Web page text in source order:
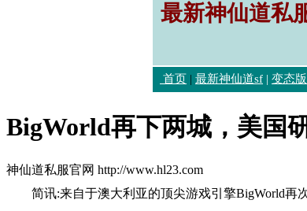
最新神仙道私
首页 | 最新神仙道sf | 变态
BigWorld再下两城，美国
神仙道私服官网 http://www.hl23.com
简讯:来自于澳大利亚的顶尖游戏引擎BigWorld再